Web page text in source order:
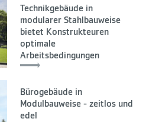
Technikgebäude in
modularer Stahlbauweise
bietet Konstrukteuren
optimale
Arbeitsbedingungen
Bürogebäude in
Modulbauweise - zeitlos und
edel